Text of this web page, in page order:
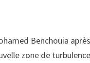
Benchouia
zone de